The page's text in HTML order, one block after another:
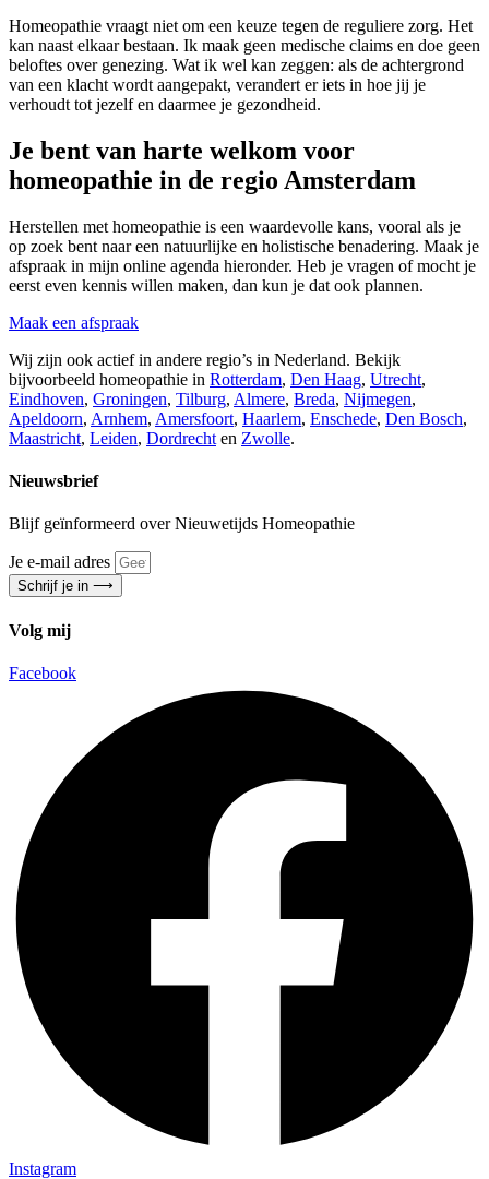
Homeopathie vraagt niet om een keuze tegen de reguliere zorg. Het
kan naast elkaar bestaan. Ik maak geen medische claims en doe geen
beloftes over genezing. Wat ik wel kan zeggen: als de achtergrond
van een klacht wordt aangepakt, verandert er iets in hoe jij je
verhoudt tot jezelf en daarmee je gezondheid.
Je bent van harte welkom voor
homeopathie in de regio Amsterdam
Herstellen met homeopathie is een waardevolle kans, vooral als je
op zoek bent naar een natuurlijke en holistische benadering. Maak je
afspraak in mijn online agenda hieronder. Heb je vragen of mocht je
eerst even kennis willen maken, dan kun je dat ook plannen.
Maak een afspraak
Wij zijn ook actief in andere regio’s in Nederland. Bekijk
bijvoorbeeld homeopathie in Rotterdam, Den Haag, Utrecht,
Eindhoven, Groningen, Tilburg, Almere, Breda, Nijmegen,
Apeldoorn, Arnhem, Amersfoort, Haarlem, Enschede, Den Bosch,
Maastricht, Leiden, Dordrecht en Zwolle.
Nieuwsbrief
Blijf geïnformeerd over Nieuwetijds Homeopathie
Je e-mail adres
Schrijf je in ⟶
Volg mij
Facebook
Instagram